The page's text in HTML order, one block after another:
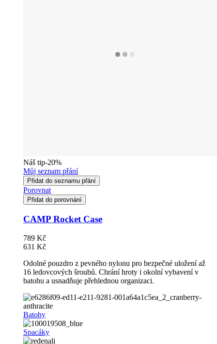
Náš tip-20%
Můj seznam přání
Přidat do seznamu přání
Porovnat
Přidat do porovnání
CAMP Rocket Case
789 Kč
631 Kč
Odolné pouzdro z pevného nylonu pro bezpečné uložení až
16 ledovcových šroubů. Chrání hroty i okolní vybavení v
batohu a usnadňuje přehlednou organizaci.
Batohy
Spacáky